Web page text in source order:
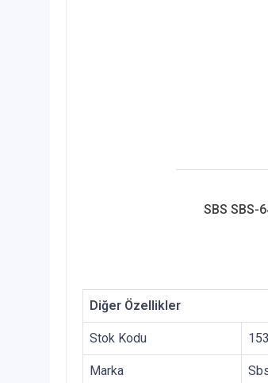
SBS SBS-
Diğer Özellikler
Stok Kodu
Marka